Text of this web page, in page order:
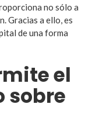
no sólo a
Gracias a ello, es
de una forma
el
sobre